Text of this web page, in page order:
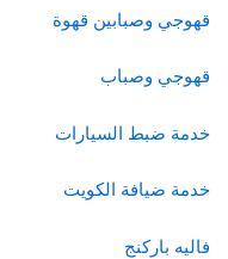
قهوجي وصبابين قهوة
قهوجي وصباب
خدمة ضبط السيارات
خدمة ضيافة الكويت
فاليه باركنج